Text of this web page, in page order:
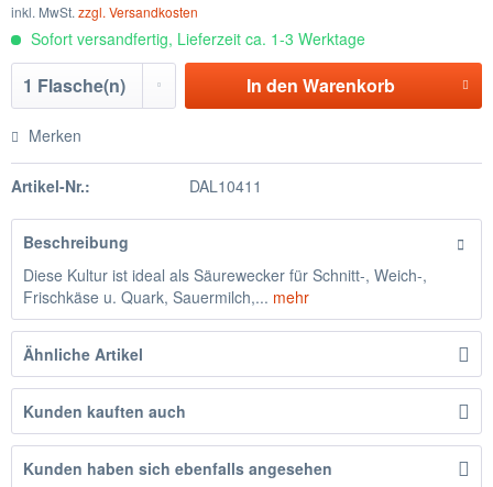
inkl. MwSt. zzgl. Versandkosten
Sofort versandfertig, Lieferzeit ca. 1-3 Werktage
In den Warenkorb
Merken
Artikel-Nr.: DAL10411
Beschreibung
Diese Kultur ist ideal als Säurewecker für Schnitt-, Weich-,
Frischkäse u. Quark, Sauermilch,... mehr
Ähnliche Artikel
Kunden kauften auch
Kunden haben sich ebenfalls angesehen